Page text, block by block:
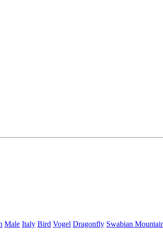
Male Italy Bird Vogel Dragonfly Swabian